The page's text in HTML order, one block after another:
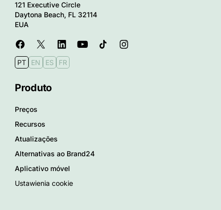
121 Executive Circle
Daytona Beach, FL 32114
EUA
PT EN ES FR
Produto
Preços
Recursos
Atualizações
Alternativas ao Brand24
Aplicativo móvel
Ustawienia cookie